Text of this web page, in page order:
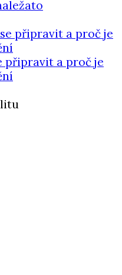
připravit a proč je